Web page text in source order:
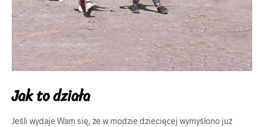
Jak to działa
Jeśli wydaje Wam się, że w modzie dziecięcej wymyślono już